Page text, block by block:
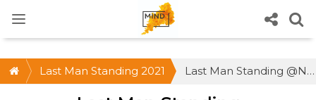
Last Man Standing 2021 Last Man Standing @Nijmegen * ZA 30 OKT, 12-15 uur * Doe mee!